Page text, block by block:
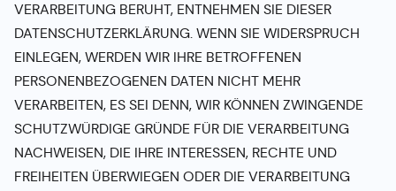
VERARBEITUNG BERUHT, ENTNEHMEN SIE DIESER
DATENSCHUTZERKLÄRUNG. WENN SIE WIDERSPRUCH
EINLEGEN, WERDEN WIR IHRE BETROFFENEN
PERSONENBEZOGENEN DATEN NICHT MEHR
VERARBEITEN, ES SEI DENN, WIR KÖNNEN ZWINGENDE
SCHUTZWÜRDIGE GRÜNDE FÜR DIE VERARBEITUNG
NACHWEISEN, DIE IHRE INTERESSEN, RECHTE UND
FREIHEITEN ÜBERWIEGEN ODER DIE VERARBEITUNG